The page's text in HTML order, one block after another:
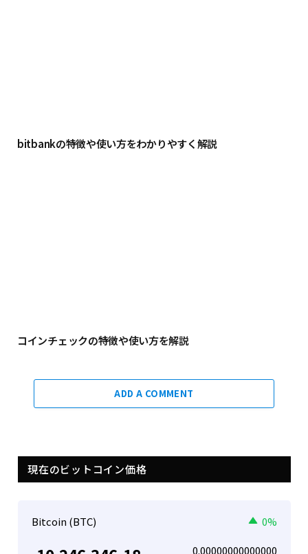
bitbankの特徴や使い方をわかりやすく解説
コインチェックの特徴や使い方を解説
ADD A COMMENT
現在のビットコイン価格
Bitcoin (BTC) 0%
0.00000000000000